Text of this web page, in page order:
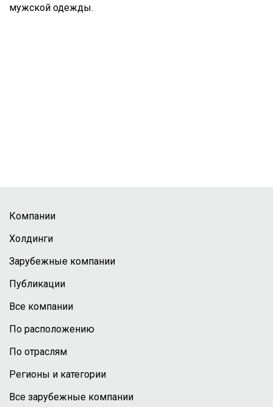
мужской одежды.
Компании
Холдинги
Зарубежные компании
Публикации
Все компании
По расположению
По отраслям
Регионы и категории
Все зарубежные компании